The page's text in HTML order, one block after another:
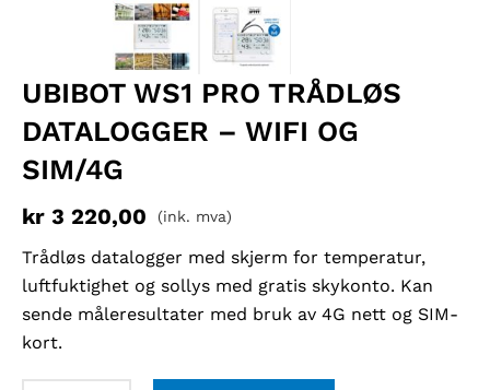
UBIBOT WS1 PRO TRÅDLØS
DATALOGGER – WIFI OG
SIM/4G
kr 3 220,00 (ink. mva)
Trådløs datalogger med skjerm for temperatur,
luftfuktighet og sollys med gratis skykonto. Kan
sende måleresultater med bruk av 4G nett og SIM-
kort.